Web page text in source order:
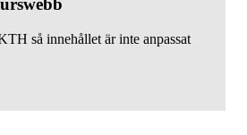
så innehållet är inte anpassat